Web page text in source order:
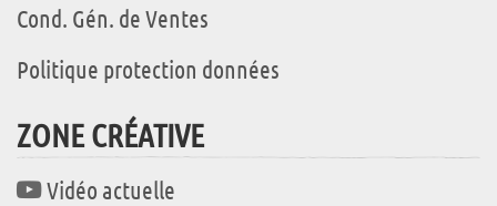
Cond. Gén. de Ventes
Politique protection données
ZONE CRÉATIVE
Vidéo actuelle